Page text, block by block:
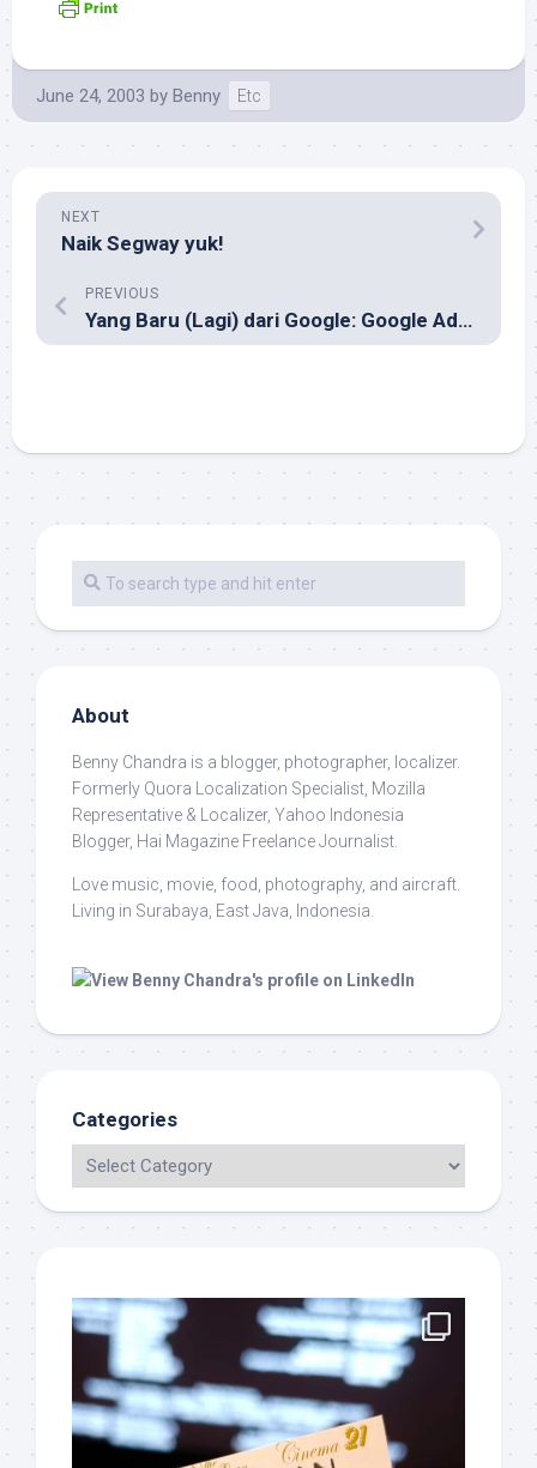
June 24, 2003 by Benny Etc
NEXT
Naik Segway yuk!
PREVIOUS
Yang Baru (Lagi) dari Google: Google AdSense!
About
Benny Chandra is a blogger, photographer, localizer.
Formerly Quora Localization Specialist, Mozilla
Representative & Localizer, Yahoo Indonesia
Blogger, Hai Magazine Freelance Journalist.
Love music, movie, food, photography, and aircraft.
Living in Surabaya, East Java, Indonesia.
Categories